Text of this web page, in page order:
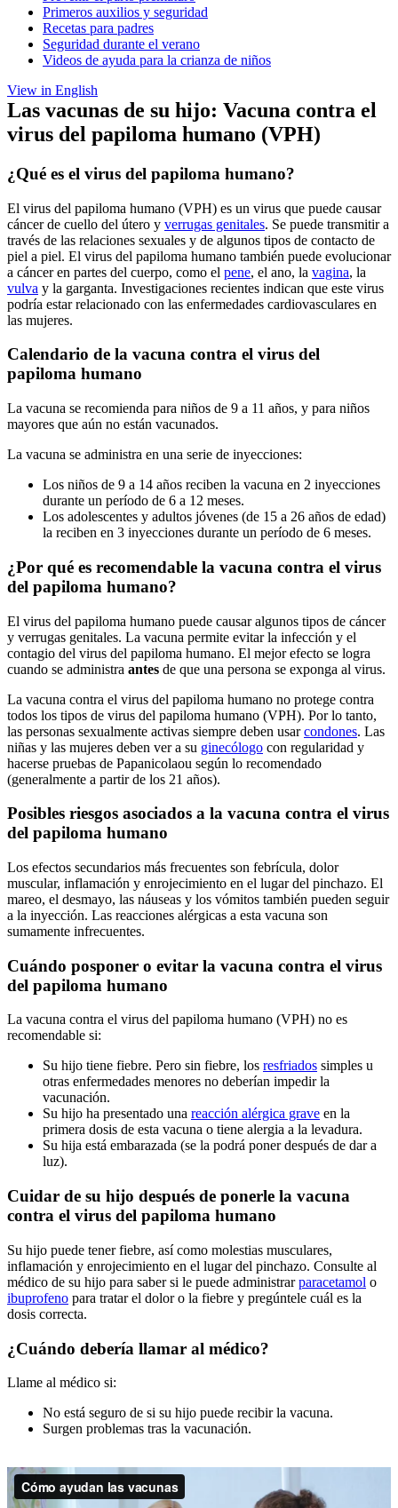
Primeros auxilios y seguridad
Recetas para padres
Seguridad durante el verano
Videos de ayuda para la crianza de niños
View in English
Las vacunas de su hijo: Vacuna contra el
virus del papiloma humano (VPH)
¿Qué es el virus del papiloma humano?
El virus del papiloma humano (VPH) es un virus que puede causar
cáncer de cuello del útero y verrugas genitales. Se puede transmitir a
través de las relaciones sexuales y de algunos tipos de contacto de
piel a piel. El virus del papiloma humano también puede evolucionar
a cáncer en partes del cuerpo, como el pene, el ano, la vagina, la
vulva y la garganta. Investigaciones recientes indican que este virus
podría estar relacionado con las enfermedades cardiovasculares en
las mujeres.
Calendario de la vacuna contra el virus del
papiloma humano
La vacuna se recomienda para niños de 9 a 11 años, y para niños
mayores que aún no están vacunados.
La vacuna se administra en una serie de inyecciones:
Los niños de 9 a 14 años reciben la vacuna en 2 inyecciones
durante un período de 6 a 12 meses.
Los adolescentes y adultos jóvenes (de 15 a 26 años de edad)
la reciben en 3 inyecciones durante un período de 6 meses.
¿Por qué es recomendable la vacuna contra el virus
del papiloma humano?
El virus del papiloma humano puede causar algunos tipos de cáncer
y verrugas genitales. La vacuna permite evitar la infección y el
contagio del virus del papiloma humano. El mejor efecto se logra
cuando se administra antes de que una persona se exponga al virus.
La vacuna contra el virus del papiloma humano no protege contra
todos los tipos de virus del papiloma humano (VPH). Por lo tanto,
las personas sexualmente activas siempre deben usarcondones. Las
niñas y las mujeres deben ver a su ginecólogo con regularidad y
hacerse pruebas de Papanicolaou según lo recomendado
(generalmente a partir de los 21 años).
Posibles riesgos asociados a la vacuna contra el virus
del papiloma humano
Los efectos secundarios más frecuentes son febrícula, dolor
muscular, inflamación y enrojecimiento en el lugar del pinchazo. El
mareo, el desmayo, las náuseas y los vómitos también pueden seguir
a la inyección. Las reacciones alérgicas a esta vacuna son
sumamente infrecuentes.
Cuándo posponer o evitar la vacuna contra el virus
del papiloma humano
La vacuna contra el virus del papiloma humano (VPH) no es
recomendable si:
Su hijo tiene fiebre. Pero sin fiebre, los resfriados simples u
otras enfermedades menores no deberían impedir la
vacunación.
Su hijo ha presentado una reacción alérgica grave en la
primera dosis de esta vacuna o tiene alergia a la levadura.
Su hija está embarazada (se la podrá poner después de dar a
luz).
Cuidar de su hijo después de ponerle la vacuna
contra el virus del papiloma humano
Su hijo puede tener fiebre, así como molestias musculares,
inflamación y enrojecimiento en el lugar del pinchazo. Consulte al
médico de su hijo para saber si le puede administrarparacetamol o
ibuprofeno para tratar el dolor o la fiebre y pregúntele cuál es la
dosis correcta.
¿Cuándo debería llamar al médico?
Llame al médico si:
No está seguro de si su hijo puede recibir la vacuna.
Surgen problemas tras la vacunación.